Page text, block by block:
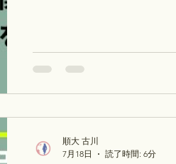
個別授業（探究コース・テ
が変わりました。 ①探究コ
ど→ストアカ・Peatix ※ス
クセスしないと割引になり
い。 【質問調査結果】 中
順大 古川
7月18日
読了時間: 6分